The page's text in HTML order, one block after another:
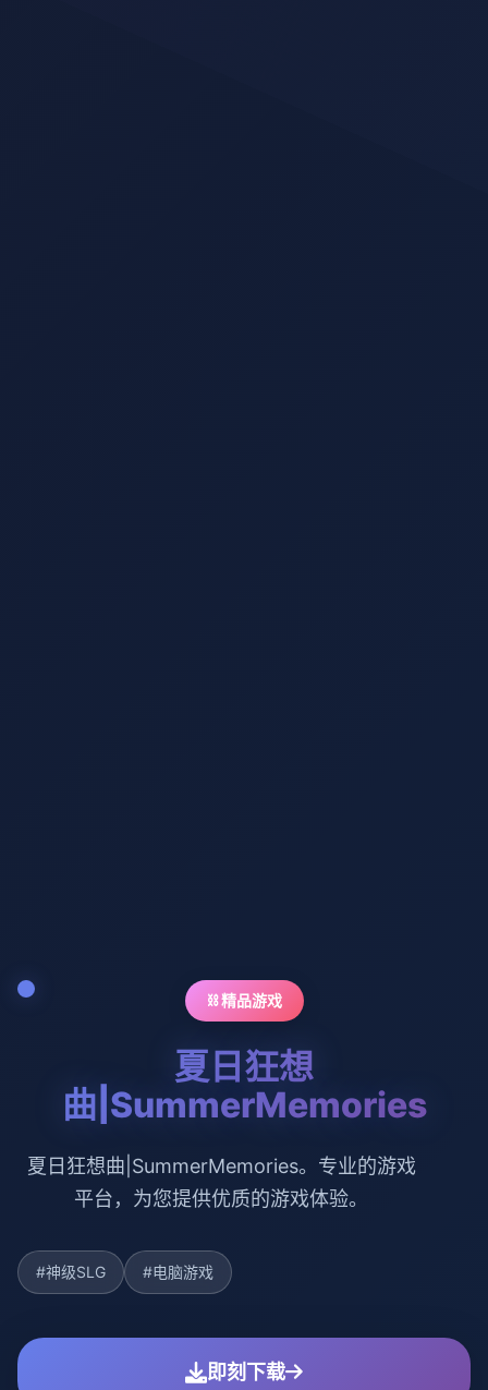
⛓️ 精品游戏
夏日狂想
曲|SummerMemories
夏日狂想曲|SummerMemories。专业的游戏
平台，为您提供优质的游戏体验。
#神级SLG #电脑游戏
即刻下载